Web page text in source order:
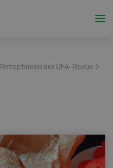
Rezeptideen der UFA-Revue >